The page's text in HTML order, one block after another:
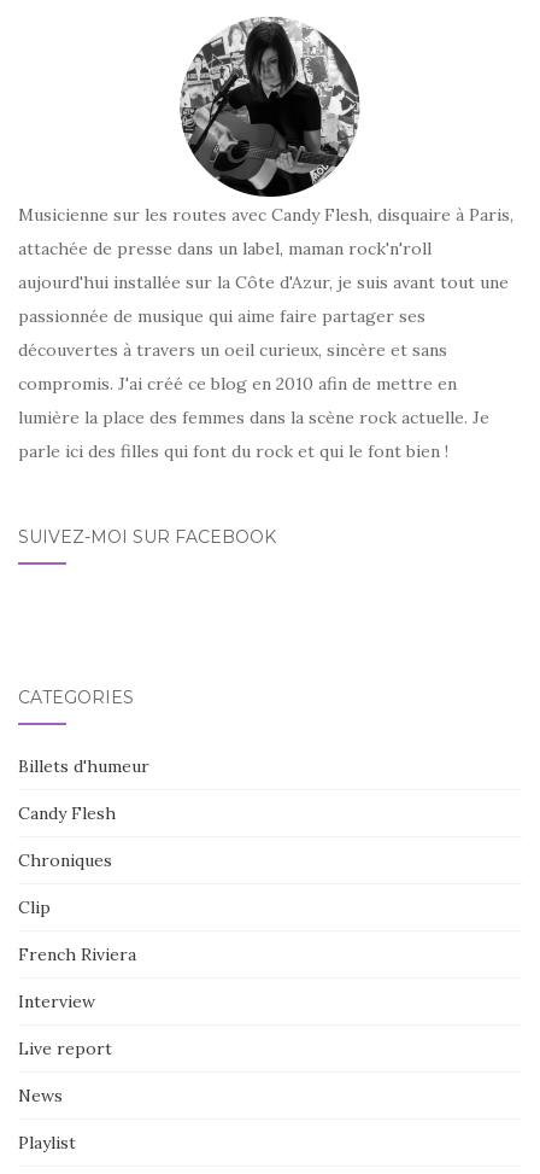
Musicienne sur les routes avec Candy Flesh, disquaire à Paris,
attachée de presse dans un label, maman rock'n'roll
aujourd'hui installée sur la Côte d'Azur, je suis avant tout une
passionnée de musique qui aime faire partager ses
découvertes à travers un oeil curieux, sincère et sans
compromis. J'ai créé ce blog en 2010 afin de mettre en
lumière la place des femmes dans la scène rock actuelle. Je
parle ici des filles qui font du rock et qui le font bien !
SUIVEZ-MOI SUR FACEBOOK
CATÉGORIES
Billets d'humeur
Candy Flesh
Chroniques
Clip
French Riviera
Interview
Live report
News
Playlist